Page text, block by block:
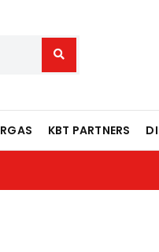
KBT PARTNERS